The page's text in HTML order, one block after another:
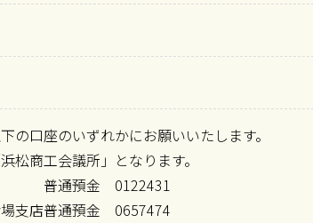
の口座のいずれかにお願いいたします。
松商工会議所」となります。
普通預金 0122431
支店普通預金 0657474